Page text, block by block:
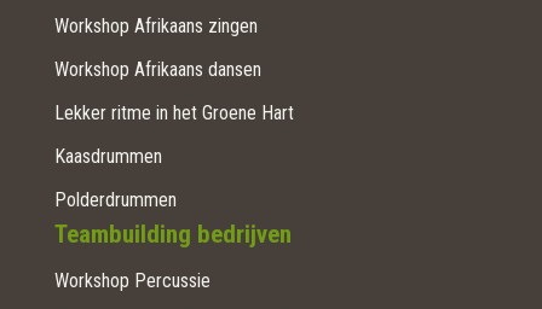
Workshop Afrikaans zingen
Workshop Afrikaans dansen
Lekker ritme in het Groene Hart
Kaasdrummen
Polderdrummen
Teambuilding bedrijven
Workshop Percussie